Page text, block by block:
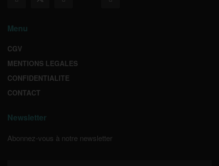
Menu
CGV
MENTIONS LEGALES
CONFIDENTIALITE
CONTACT
Newsletter
Abonnez-vous à notre newsletter